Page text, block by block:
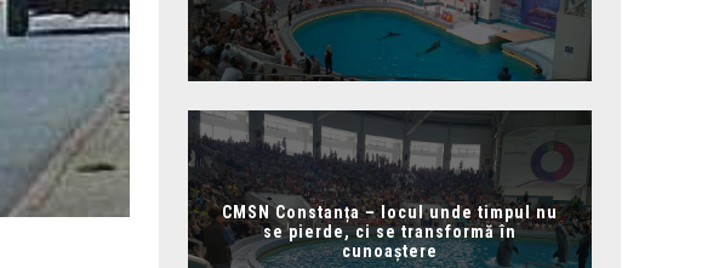
CMSN Constanța – locul unde timpul nu
se pierde, ci se transformă în
cunoaștere